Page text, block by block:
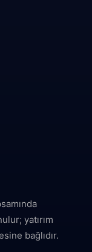
yatırım
bağlıdır.